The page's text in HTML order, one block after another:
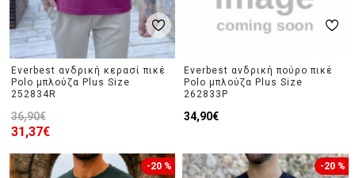
Everbest ανδρική κερασί πικέ
Polo μπλούζα Plus Size
252834R
31,37€
36,90€
Everbest ανδρική πούρο πικέ
Polo μπλούζα Plus Size
262833P
34,90€
-20 % -20 %